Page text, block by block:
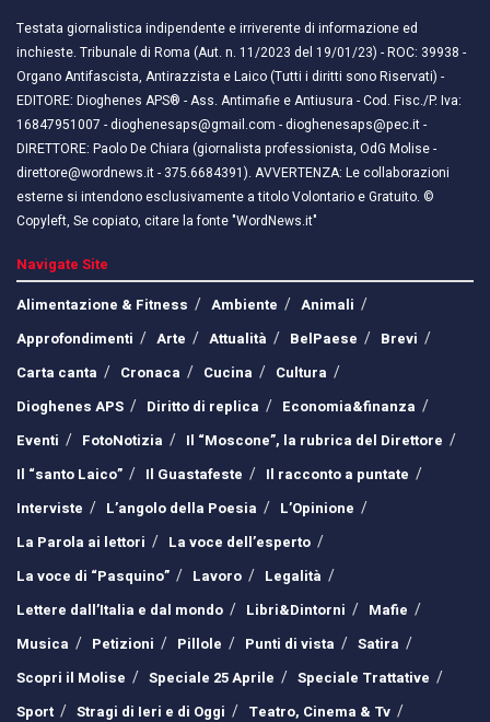
Testata giornalistica indipendente e irriverente di informazione ed
inchieste. Tribunale di Roma (Aut. n. 11/2023 del 19/01/23) - ROC: 39938 -
Organo Antifascista, Antirazzista e Laico (Tutti i diritti sono Riservati) -
EDITORE: Dioghenes APS® - Ass. Antimafie e Antiusura - Cod. Fisc./P. Iva:
16847951007 - dioghenesaps@gmail.com - dioghenesaps@pec.it - ​​
DIRETTORE: Paolo De Chiara (giornalista professionista, OdG Molise -
direttore@wordnews.it - ​​375.6684391). AVVERTENZA: Le collaborazioni
esterne si intendono esclusivamente a titolo Volontario e Gratuito. ©
Copyleft, Se copiato, citare la fonte "WordNews.it"
Navigate Site
Alimentazione & Fitness
Ambiente
Animali
Approfondimenti
Arte Attualità BelPaese
Brevi
Carta canta
Cronaca Cucina
Cultura
Dioghenes APS
Diritto di replica
Economia&finanza
Eventi
FotoNotizia
Il “Moscone”, la rubrica del Direttore
Il “santo Laico”
Il Guastafeste
Il racconto a puntate
Interviste
L’angolo della Poesia
L’Opinione
La Parola ai lettori
La voce dell’esperto
La voce di “Pasquino”
Lavoro
Legalità
Lettere dall’Italia e dal mondo
Libri&Dintorni
Mafie
Musica
Petizioni Pillole Punti di vista
Satira
Scopri il Molise
Speciale 25 Aprile
Speciale Trattative
Sport
Stragi di Ieri e di Oggi Teatro, Cinema & Tv